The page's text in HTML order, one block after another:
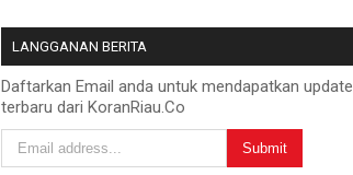
LANGGANAN BERITA
Daftarkan Email anda untuk mendapatkan update
terbaru dari KoranRiau.Co